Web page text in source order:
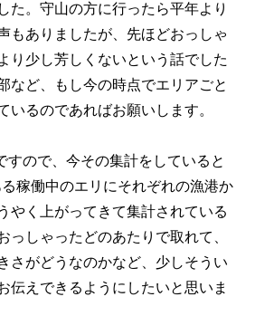
た。守山の方に行ったら平年より
もありましたが、先ほどおっしゃ
り少し芳しくないという話でした
など、もし今の時点でエリアごと
いるのであればお願いします。
すので、今その集計をしていると
稼働中のエリにそれぞれの漁港か
やく上がってきて集計されている
っしゃったどのあたりで取れて、
さがどうなのかなど、少しそうい
伝えできるようにしたいと思いま